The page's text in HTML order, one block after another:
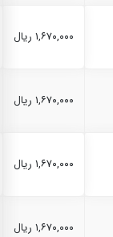
۱,۶۷۰,۰۰۰ ریال
۱,۶۷۰,۰۰۰ ریال
۱,۶۷۰,۰۰۰ ریال
۱,۶۷۰,۰۰۰ ریال